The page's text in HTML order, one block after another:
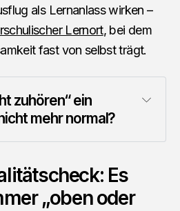
als Lernanlass wirken –
Lernort, bei dem
fast von selbst trägt.
zuhören“ ein
mehr normal?
Es
„oben oder